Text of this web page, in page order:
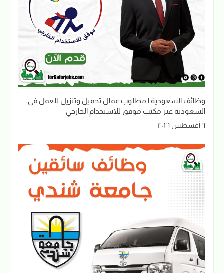
وظائف السعودية | مطلوب عمال تحميل وتنزيل للعمل في
السعودية عبر مكتب موفق للاستخدام الخارجي
٦ أغسطس ٢٠٢٦